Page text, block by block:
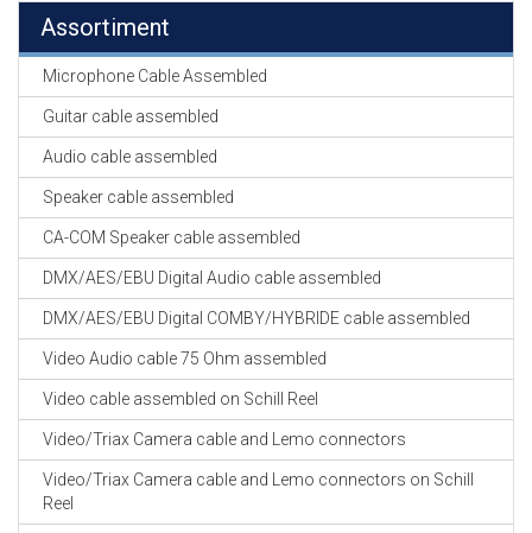
Assortiment
Microphone Cable Assembled
Guitar cable assembled
Audio cable assembled
Speaker cable assembled
CA-COM Speaker cable assembled
DMX/AES/EBU Digital Audio cable assembled
DMX/AES/EBU Digital COMBY/HYBRIDE cable assembled
Video Audio cable 75 Ohm assembled
Video cable assembled on Schill Reel
Video/Triax Camera cable and Lemo connectors
Video/Triax Camera cable and Lemo connectors on Schill
Reel